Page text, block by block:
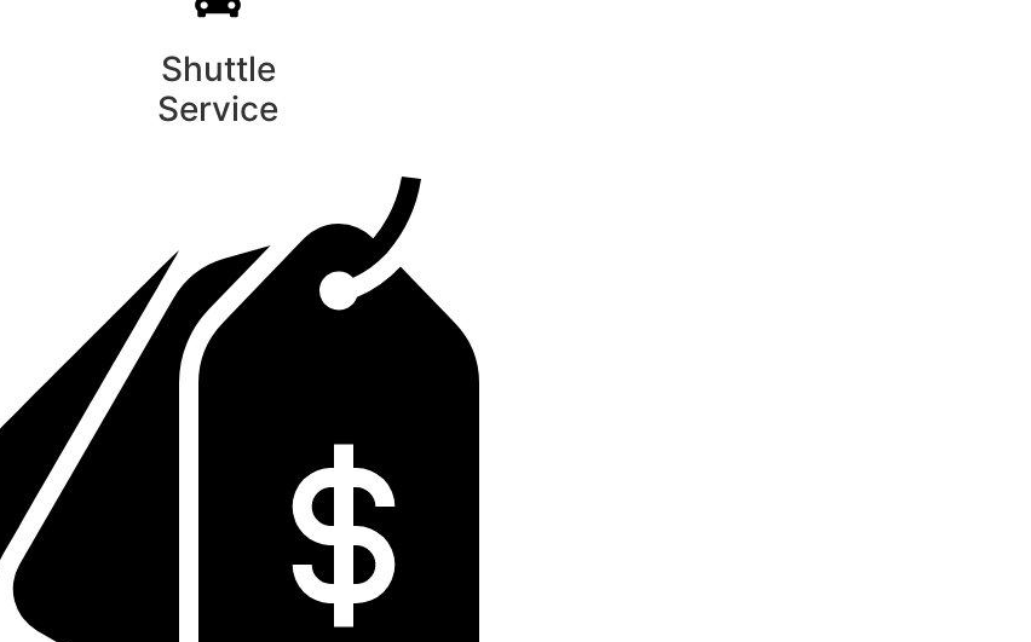
Shuttle
Service